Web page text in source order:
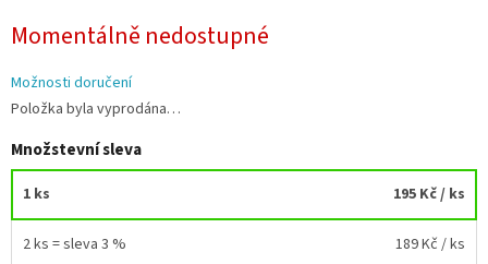
cena:
Momentálně nedostupné
Možnosti doručení
Položka byla vyprodána…
Množstevní sleva
1 ks 195 Kč/ ks
2 ks = sleva 3 % 189 Kč / ks